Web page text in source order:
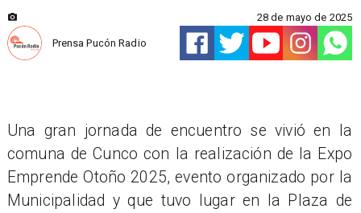
Prensa Pucón Radio
28 de mayo de 2025
Una gran jornada de encuentro se vivió en la
comuna de Cunco con la realización de la Expo
Emprende Otoño 2025, evento organizado por la
Municipalidad y que tuvo lugar en la Plaza de